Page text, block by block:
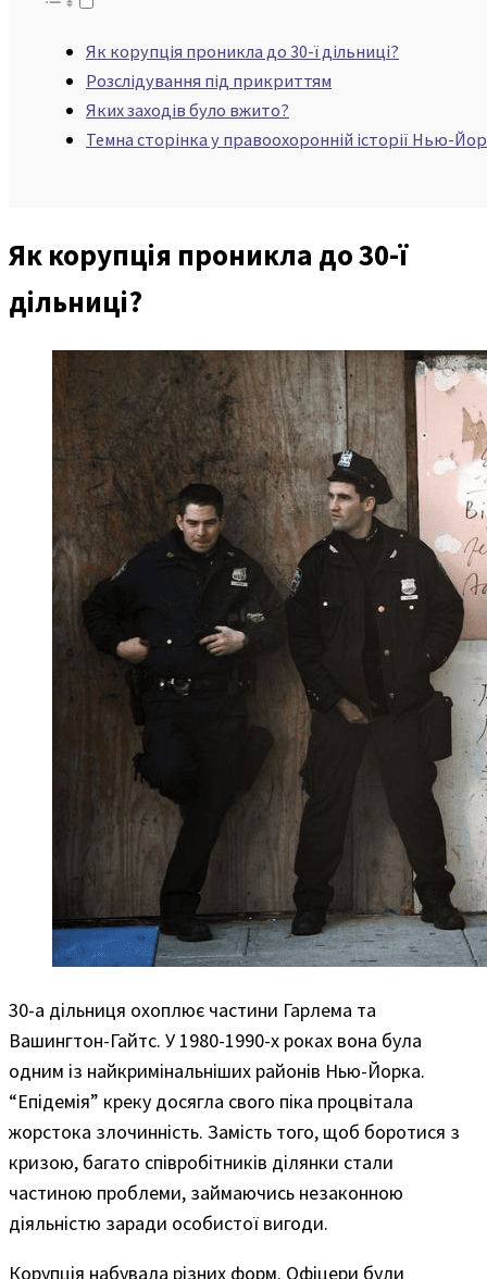
Як корупція проникла до 30-ї дільниці?
Розслідування під прикриттям
Яких заходів було вжито?
Темна сторінка у правоохоронній історії Нью-
Як корупція проникла до 30-ї
дільниці?
30-а дільниця охоплює частини Гарлема та
Вашингтон-Гайтс. У 1980-1990-х роках вона була
одним із найкримінальніших районів Нью-Йорка.
“Епідемія” креку досягла свого піка процвітала
жорстока злочинність. Замість того, щоб боротися з
кризою, багато співробітників ділянки стали
частиною проблеми, займаючись незаконною
діяльністю заради особистої вигоди.
Корупція набувала різних форм. Офіцери були